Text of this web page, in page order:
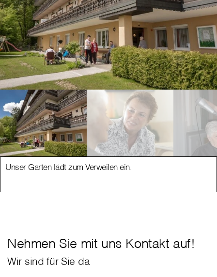
Unser Garten lädt zum Verweilen ein.
Nehmen Sie mit uns Kontakt auf!
Wir sind für Sie da